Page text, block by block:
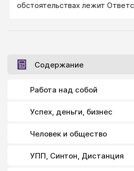
обстоятельствах лежит
что было в наших силах. А то,
что мы не могли ни исправить,
Содержание
Работа над собой
Успех, деньги, бизнес
Человек и общество
УПП, Синтон, Дистанция